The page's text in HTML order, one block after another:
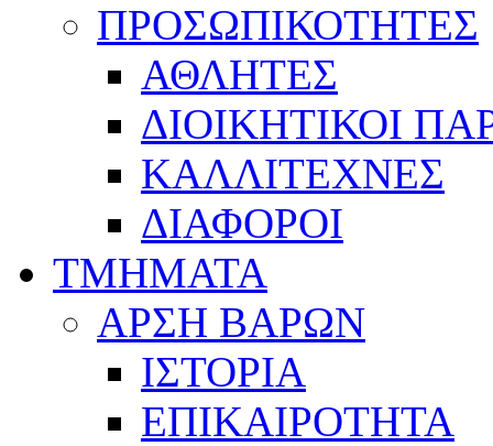
ΠΡΟΣΩΠΙΚΟΤΗΤΕΣ
ΑΘΛΗΤΕΣ
ΔΙΟΙΚΗΤΙΚΟΙ
ΚΑΛΛΙΤΕΧΝΕΣ
ΔΙΑΦΟΡΟΙ
ΤΜΗΜΑΤΑ
ΑΡΣΗ ΒΑΡΩΝ
ΙΣΤΟΡΙΑ
ΕΠΙΚΑΙΡΟΤΗΤΑ